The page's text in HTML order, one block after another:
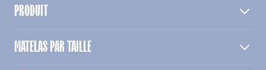
PRODUIT
MATELAS PAR TAILLE